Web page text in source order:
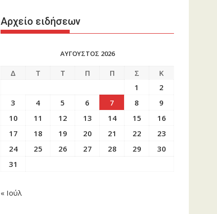
Αρχείο ειδήσεων
ΑΥΓΟΥΣΤΟΣ 2026
Δ Τ Τ Π Π Σ
Κ
1
2
3
4 5 6 7 8
9
10
11 12 13 14 15
16
17
18 19 20 21 22
23
24
25 26 27 28 29
30
31
« Ιούλ